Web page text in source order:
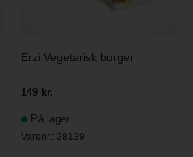
Erzi Vegetarisk burger
149 kr.
På lager
Varenr.: 28139